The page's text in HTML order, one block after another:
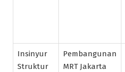
Insinyur
Struktur
Pembangunan
MRT Jakarta